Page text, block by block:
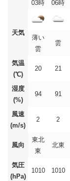
03時
06時
天気
薄い
雲
雲
気温
(℃)
20 21
湿度
(%)
94 91
風速
(m/s)
2 2
風向
東北
東
北東
気圧
(hPa)
1010 1010